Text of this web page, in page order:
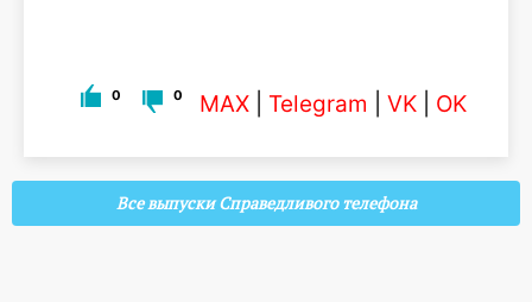
0 0 MAX Telegram VK OK
Все выпуски Справедливого телефона